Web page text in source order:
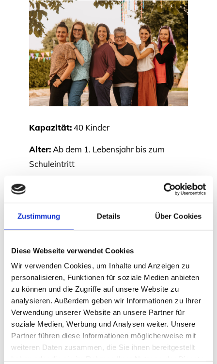
Zustimmung Details Über Cookies
Diese Webseite verwendet Cookies
Wir verwenden Cookies, um Inhalte und Anzeigen zu
personalisieren, Funktionen für soziale Medien anbieten
zu können und die Zugriffe auf unsere Website zu
analysieren. Außerdem geben wir Informationen zu Ihrer
Verwendung unserer Website an unsere Partner für
soziale Medien, Werbung und Analysen weiter. Unsere
Partner führen diese Informationen möglicherweise mit
weiteren Daten zusammen, die Sie ihnen bereitgestellt
Kapazität:40 Kinder
Alter: Ab dem 1. Lebensjahr bis zum
Schuleintritt
einen externen Caterer, Vesper vom Haus